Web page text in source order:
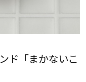
ド「まかないこ